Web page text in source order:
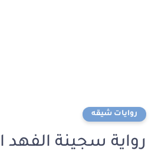
روايات شيقه
رواية سجينة الفهد